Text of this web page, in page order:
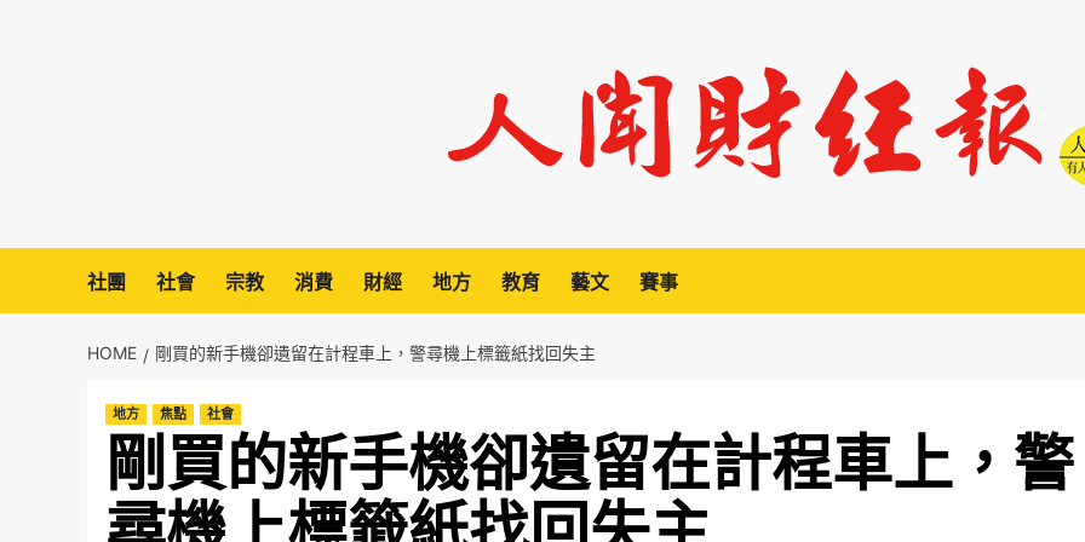
社團 社會 宗教 消費 財經 地方 教育 藝文 賽事
HOME 剛買的新手機卻遺留在計程車上，警尋機上標籤紙找回失主
地方 焦點 社會
剛買的新手機卻遺留在計程車上，警